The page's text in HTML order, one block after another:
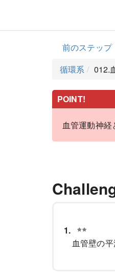
前のステップ
循環系
012.
POINT!
血管運動神経
1.
血管壁の平